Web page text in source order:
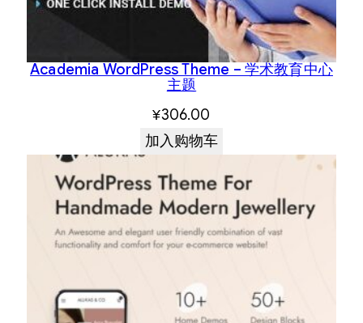
Academia WordPress Theme – 学术教育中心
主题
¥306.00
加入购物车